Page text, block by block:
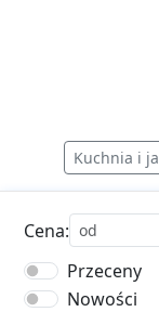
Kuchnia i
Cena:
Przeceny
Nowości